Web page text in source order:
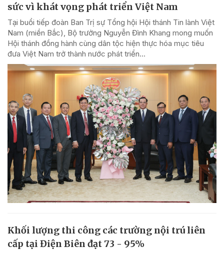
sức vì khát vọng phát triển Việt Nam
Tại buổi tiếp đoàn Ban Trị sự Tổng hội Hội thánh Tin lành Việt
Nam (miền Bắc), Bộ trưởng Nguyễn Đình Khang mong muốn
Hội thánh đồng hành cùng dân tộc hiện thực hóa mục tiêu
đưa Việt Nam trở thành nước phát triển...
Khối lượng thi công các trường nội trú liên
cấp tại Điện Biên đạt 73 - 95%